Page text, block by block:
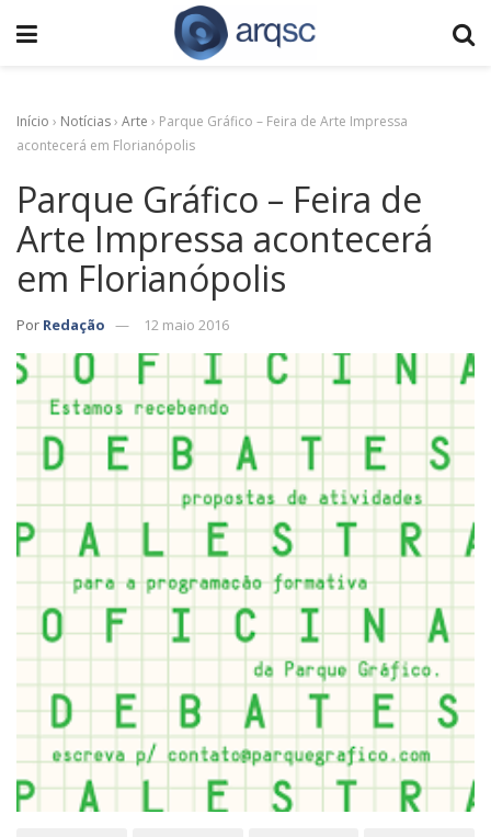
Início › Notícias› Arte › Parque Gráfico – Feira de Arte Impressa
acontecerá em Florianópolis
Parque Gráfico – Feira de
Arte Impressa acontecerá
em Florianópolis
Por Redação 12 maio 2016